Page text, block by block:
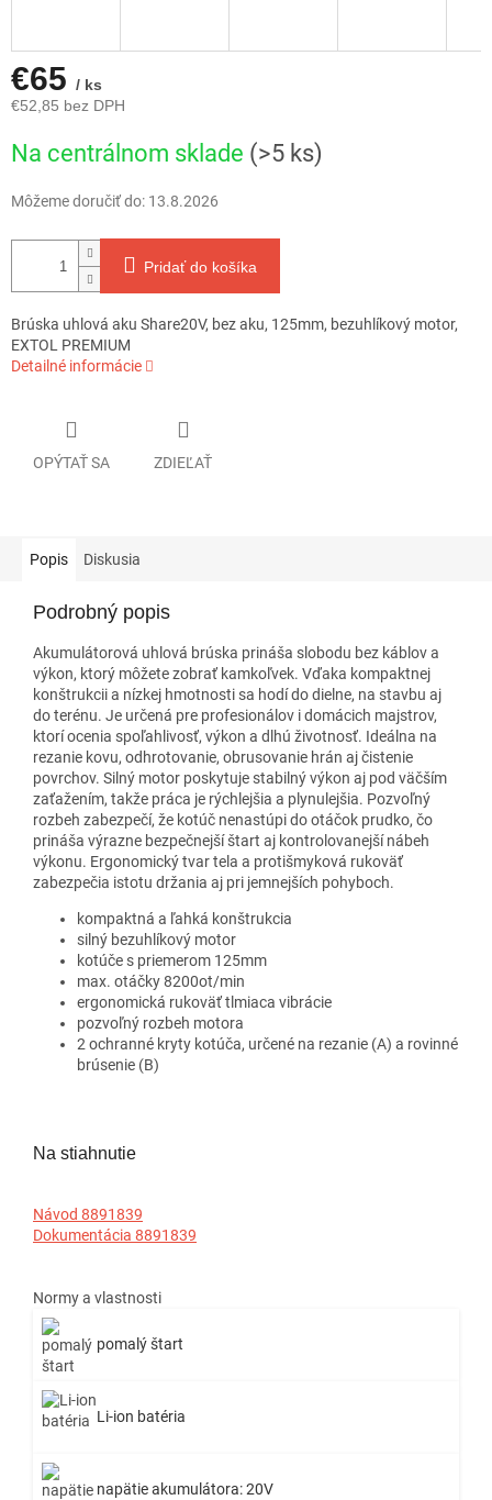
€65 / ks
€52,85 bez DPH
cena:
Na centrálnom sklade (>5 ks)
Môžeme doručiť do: 13.8.2026
Pridať do košíka
Brúska uhlová aku Share20V, bez aku, 125mm, bezuhlíkový motor,
EXTOL PREMIUM
Detailné informácie
OPÝTAŤ SA ZDIEĽAŤ
Popis Diskusia
Podrobný popis
Akumulátorová uhlová brúska prináša slobodu bez káblov a
výkon, ktorý môžete zobrať kamkoľvek. Vďaka kompaktnej
konštrukcii a nízkej hmotnosti sa hodí do dielne, na stavbu aj
do terénu. Je určená pre profesionálov i domácich majstrov,
ktorí ocenia spoľahlivosť, výkon a dlhú životnosť. Ideálna na
rezanie kovu, odhrotovanie, obrusovanie hrán aj čistenie
povrchov. Silný motor poskytuje stabilný výkon aj pod väčším
zaťažením, takže práca je rýchlejšia a plynulejšia. Pozvoľný
rozbeh zabezpečí, že kotúč nenastúpi do otáčok prudko, čo
prináša výrazne bezpečnejší štart aj kontrolovanejší nábeh
výkonu. Ergonomický tvar tela a protišmyková rukoväť
zabezpečia istotu držania aj pri jemnejších pohyboch.
kompaktná a ľahká konštrukcia
silný bezuhlíkový motor
kotúče s priemerom 125mm
max. otáčky 8200ot/min
ergonomická rukoväť tlmiaca vibrácie
pozvoľný rozbeh motora
2 ochranné kryty kotúča, určené na rezanie (A) a rovinné
brúsenie (B)
Na stiahnutie
Návod 8891839
Dokumentácia 8891839
Normy a vlastnosti
pomalý štart
Li-ion batéria
napätie akumulátora: 20V